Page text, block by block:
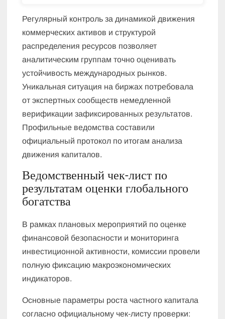
Регулярный контроль за динамикой движения
коммерческих активов и структурой
распределения ресурсов позволяет
аналитическим группам точно оценивать
устойчивость международных рынков.
Уникальная ситуация на биржах потребовала
от экспертных сообществ немедленной
верификации зафиксированных результатов.
Профильные ведомства составили
официальный протокол по итогам анализа
движения капиталов.
Ведомственный чек-лист по
результатам оценки глобального
богатства
В рамках плановых мероприятий по оценке
финансовой безопасности и мониторинга
инвестиционной активности, комиссии провели
полную фиксацию макроэкономических
индикаторов.
Основные параметры роста частного капитала
согласно официальному чек-листу проверки: